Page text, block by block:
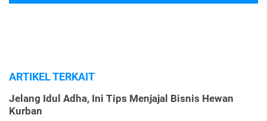
ARTIKEL TERKAIT
Jelang Idul Adha, Ini Tips Menjajal Bisnis Hewan
Kurban